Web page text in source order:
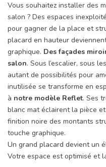
Vous souhaitez installer des
salon ? Des espaces
pour gagner de la place et
placard en hauteur
graphique. Des façades
salon. Sous l’escalier, sous
autant de possibilités pour
inutilisée se transforme en
à notre modèle Reflet. Ses
blanc mat éclairent la pièce
finition noire des montants
touche graphique.
Un grand placard devient un
Votre espace est optimisé et